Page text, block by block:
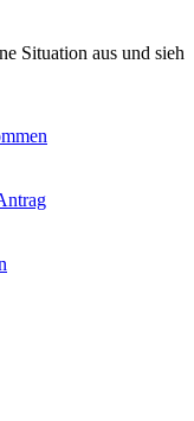
Situation aus und sieh